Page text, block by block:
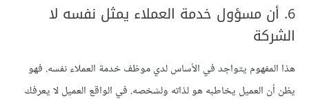
6. أن مسؤول خدمة العملاء يمثل نفسه لا
الشركة
هذا المفهوم يتواجد في الأساس لدي موظف خدمة العملاء نفسه. فهو
يظن أن العميل يخاطبه هو لذاته ولشخصه. في الواقع العميل لا يعرفك